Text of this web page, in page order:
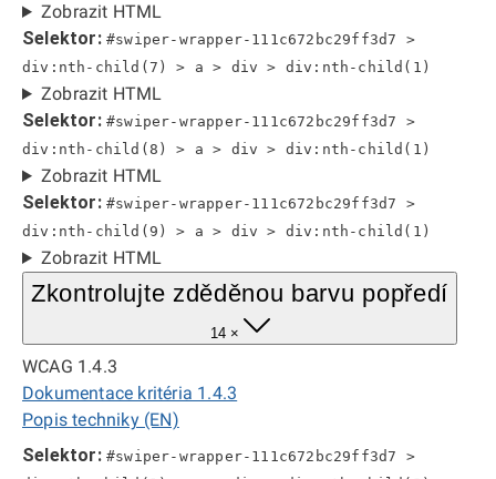
Zobrazit HTML
Selektor: #swiper-wrapper-111c672bc29ff3d7 >
div:nth-child(7) > a > div > div:nth-child(1)
Zobrazit HTML
Selektor: #swiper-wrapper-111c672bc29ff3d7 >
div:nth-child(8) > a > div > div:nth-child(1)
Zobrazit HTML
Selektor: #swiper-wrapper-111c672bc29ff3d7 >
div:nth-child(9) > a > div > div:nth-child(1)
Zobrazit HTML
Zkontrolujte zděděnou barvu popředí
14 ×
WCAG 1.4.3
Dokumentace kritéria 1.4.3
Popis techniky (EN)
Selektor: #swiper-wrapper-111c672bc29ff3d7 >